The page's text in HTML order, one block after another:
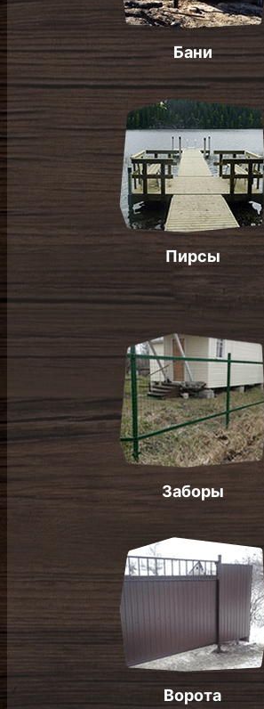
Пирсы
Заборы